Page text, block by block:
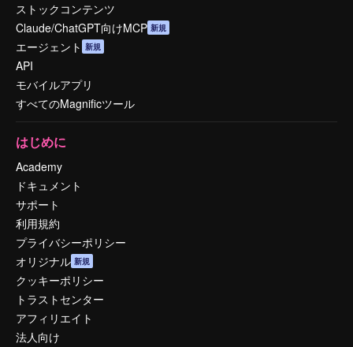
ストックコンテンツ
Claude/ChatGPT向けMCP 新規
エージェント 新規
API
モバイルアプリ
すべてのMagnificツール
はじめに
Academy
ドキュメント
サポート
利用規約
プライバシーポリシー
オリジナル 新規
クッキーポリシー
トラストセンター
アフィリエイト
法人向け